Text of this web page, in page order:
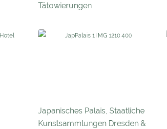
Tätowierungen
Japanisches Palais, Staatliche
Kunstsammlungen Dresden &